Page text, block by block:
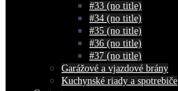
#33 (no title)
#34 (no title)
#35 (no title)
#36 (no title)
#37 (no title)
Garážové a vjazdové brány
Kuchynské riady a spotrebiče